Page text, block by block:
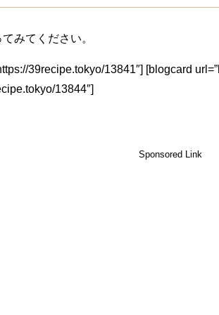
みてください。
39recipe.tokyo/13841″] [blogcard
13844″]
Sponsored Link